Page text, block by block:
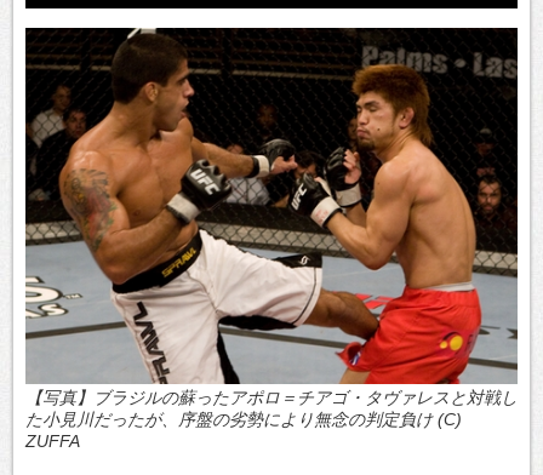
【写真】ブラジルの蘇ったアポロ＝チアゴ・タヴァレスと対戦し
た小見川だったが、序盤の劣勢により無念の判定負け (C)
ZUFFA